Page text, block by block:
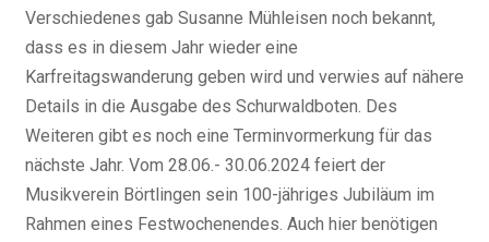
Verschiedenes gab Susanne Mühleisen noch bekannt,
dass es in diesem Jahr wieder eine
Karfreitagswanderung geben wird und verwies auf nähere
Details in die Ausgabe des Schurwaldboten. Des
Weiteren gibt es noch eine Terminvormerkung für das
nächste Jahr. Vom 28.06.- 30.06.2024 feiert der
Musikverein Börtlingen sein 100-jähriges Jubiläum im
Rahmen eines Festwochenendes. Auch hier benötigen